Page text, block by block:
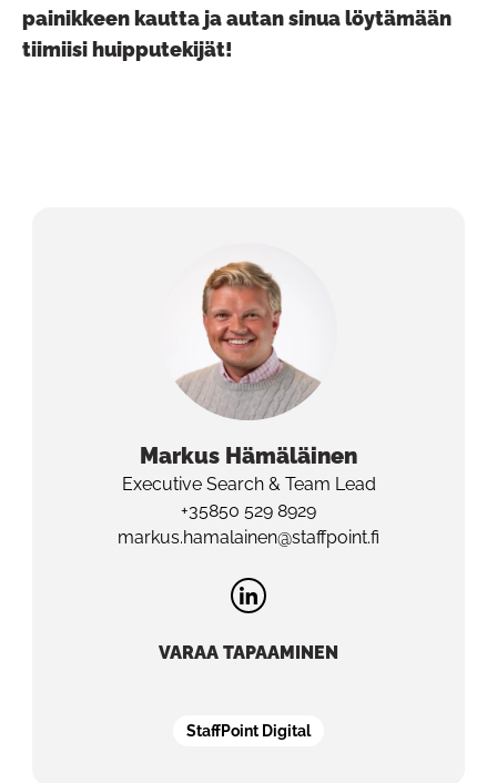
painikkeen kautta ja autan sinua löytämään
tiimiisi huipputekijät!
Markus Hämäläinen
Executive Search & Team Lead
+35850 529 8929
markus.hamalainen@staffpoint.fi
VARAA TAPAAMINEN
StaffPoint Digital